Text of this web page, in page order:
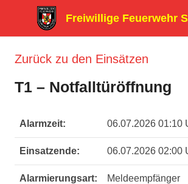
Freiwillige Feuerwehr
Zurück zu den Einsätzen
T1 – Notfalltüröffnung
Alarmzeit: 06.07.2026 01:10
Einsatzende: 06.07.2026 02:00
Alarmierungsart: Meldeempfänger